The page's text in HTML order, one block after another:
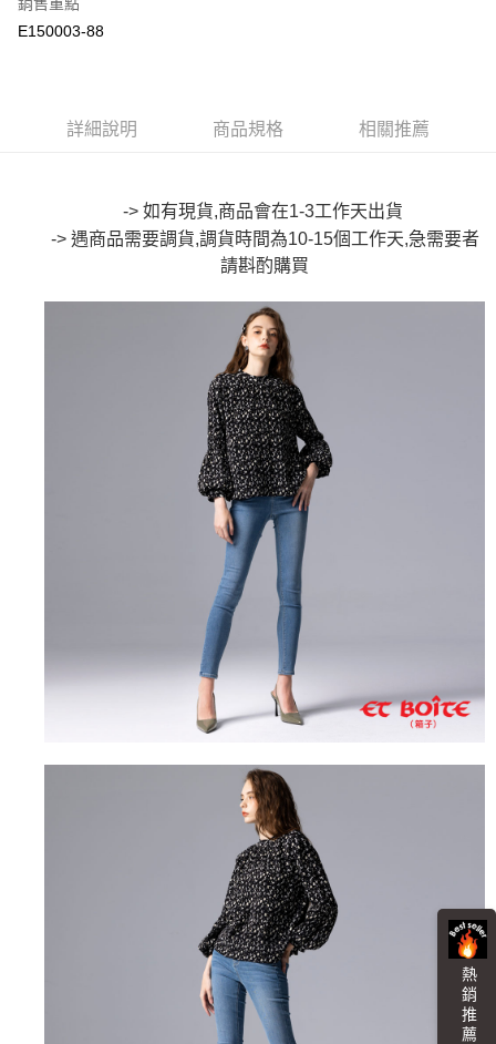
熱 銷 推 薦
相關說明
流程，驗證手機門號後，選擇欲分期的期數、繳款截止日，確認付款後即完
成交易。
3.實際核准額度、可分期數及費用金額請依後續交易確認頁面所載為準。
4.訂單成立30分鐘內，如未前往確認交易或遇審核未通過，訂單將自動取
1.分期款項不併入電信帳單，「大哥付你分期」於每月結算日後寄送繳費提
2.透過簡訊連結打開帳單後，可選擇「超商條碼／台灣大直營門市／銀行轉
帳／街口支付／iPASS MONEY」等通路繳費。
1.本服務係由「台灣大哥大股份有限公司」（以下簡稱本公司）所提供，讓
用戶於交易時，得透過本服務購買商品或服務，並由商店將買賣／分期付款
買賣價金債權讓與本公司後，依約使用本公司帳單繳交帳款。
2.基於同意付款使用「大哥付你分期」之契約關係目的，商店將以您的個人
資料（包含姓名、電話或地址）提供予台灣大哥大進項蒐集、處理及利用，
由本公司與您本人進行分期帳單所需資料之確認、核對及更正。
3.完整用戶服務條款，請詳閱以下連結：
https://oppay.tw/userRule
【關於「AFTEE先享後付」】
AFTEE先享後付是「在收到商品之後才付款」的支付方式。 讓您購物簡單
２．便利：只要手機號碼，簡訊認證，即可結帳。
３．安心：先確認商品／服務後，再付款。
【「AFTEE先享後付」結帳流程】
１．於結帳方式選擇「AFTEE先享後付」後，將跳轉至「AFTEE先享後付」
結帳頁面，進行簡訊認證並確認金額後，即可完成結帳。
２．訂單成立數日內，您將收到繳費通知簡訊。
３．收到繳費通知簡訊後14天內，點擊此簡訊中的連結，可透過四大超商／
ATM／網路銀行／等多元方式進行付款，方視為交易完成。
※ 請注意：結帳手續完成當下不需立刻繳費，但若您需要取消訂單，請聯絡
購買商品的店家。未經商家同意取消之訂單仍視為有效，需透過AFTEE先享
※ 交易是否成功請以「AFTEE先享後付 」之結帳頁面顯示為準，若有關於
是否繳費成功／繳費後需取消欲退款等相關疑問，請聯繫「AFTEE先享後付
https://netprotections.freshdesk.com/support/home
１．透過由恩沛科技股份有限公司提供之「AFTEE先享後付」服務完成之交
易，需依本服務之必要範圍內提供個人資料，並將交易相關給付款項請求債
權轉讓予恩沛科技股份有限公司。
２．關於個人資料處理事宜，請瀏覽以下網址：
https://aftee.tw/terms/#terms3
「AFTEE先享後付」，若未經同意申辦者引起之損失，本公司不負相關責
４．使用「AFTEE先享後付」時，將依據個別帳號之用戶狀況，依本公司即
時審查核予不同之上限額度；若仍有額度不足之情形，本公司將視審查結果
５．嚴禁一人註冊多個帳號或使用他人資訊註冊。若發現惡意使用之情形，
恩沛科技股份有限公司將有權停止該用戶之使用額度並採取法律行動。
ATM付款
每筆NT$80，滿NT$888(含以上)免運費
每筆NT$80，滿NT$888(含以上)免運費
每筆NT$60，滿NT$3,000(含以上)免運費
每筆NT$60，滿NT$3,000(含以上)免運費
每筆NT$80，滿NT$3,000(含以上)免運費
每筆NT$80，滿NT$3,000(含以上)免運費
每筆NT$100，滿NT$3,000(含以上)免運費
E150003-88
詳細說明 商品規格 相關推薦
-> 如有現貨,商品會在1-3工作天出貨
-> 遇商品需要調貨,調貨時間為10-15個工作天,急需要者
請斟酌購買